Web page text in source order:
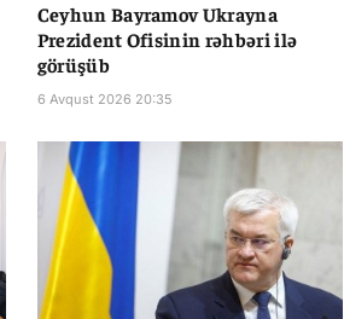
Ceyhun Bayramov Ukrayna
Prezident Ofisinin rəhbəri ilə
görüşüb
6 Avqust 2026 20:35